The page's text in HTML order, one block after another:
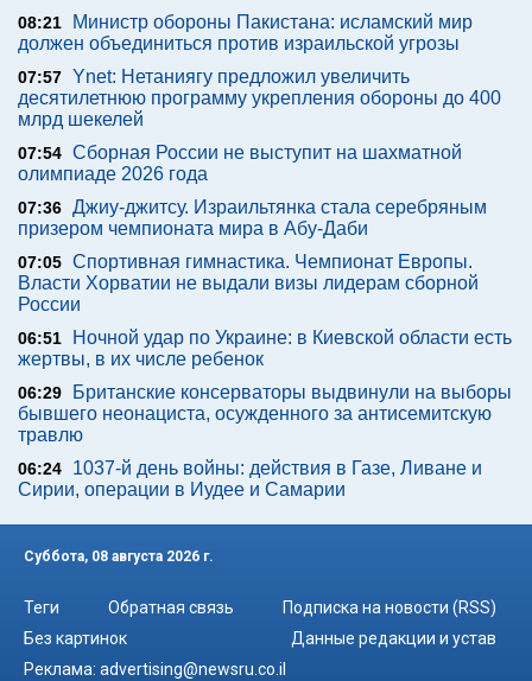
08:21
Министр обороны Пакистана: исламский мир
должен объединиться против израильской угрозы
07:57 Ynet: Нетаниягу предложил увеличить
десятилетнюю программу укрепления обороны до 400
млрд шекелей
07:54 Сборная России не выступит на шахматной
олимпиаде 2026 года
07:36 Джиу-джитсу. Израильтянка стала серебряным
призером чемпионата мира в Абу-Даби
07:05 Спортивная гимнастика. Чемпионат Европы.
Власти Хорватии не выдали визы лидерам сборной
России
06:51
Ночной удар по Украине: в Киевской области есть
жертвы, в их числе ребенок
06:29
Британские консерваторы выдвинули на выборы
бывшего неонациста, осужденного за антисемитскую
травлю
06:24
1037-й день войны: действия в Газе, Ливане и
Сирии, операции в Иудее и Самарии
Суббота, 08 августа 2026 г.
Теги Обратная связь
Подписка на новости (RSS)
Без картинок
Данные редакции и устав
Реклама: advertising@newsru.co.il